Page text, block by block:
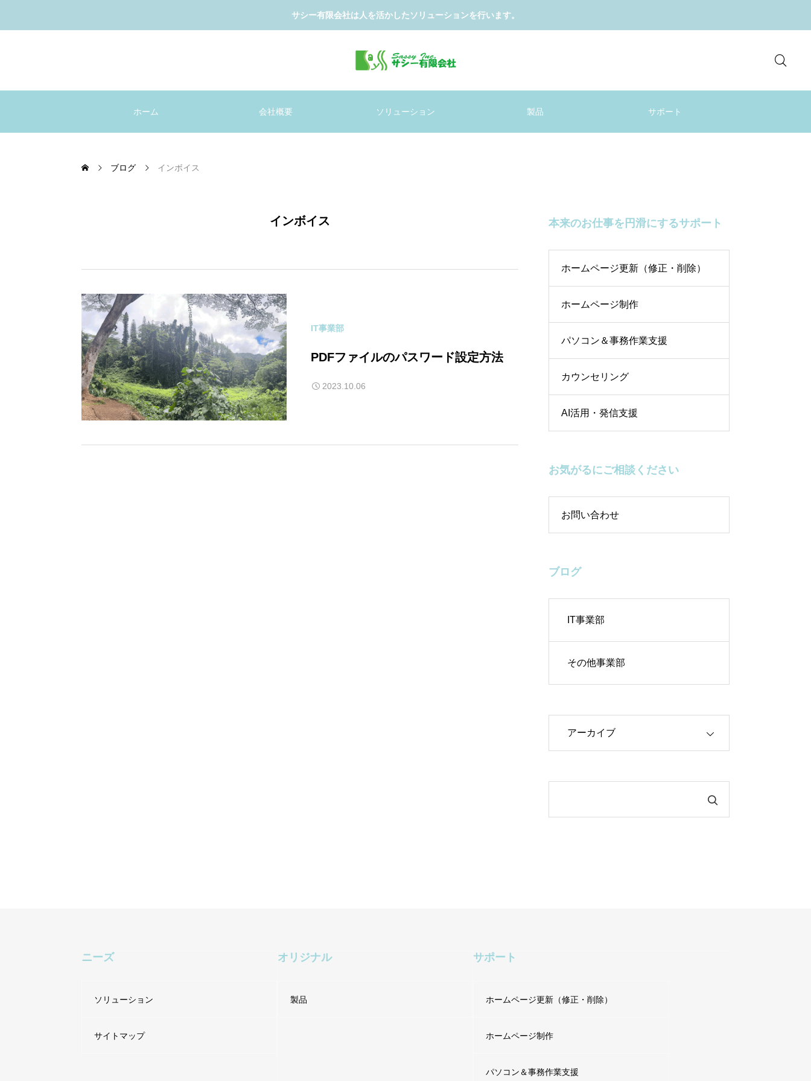
サシー有限会社は人を活かしたソリューションを行います。
ホーム 会社概要 ソリューション 製品 サポート
ブログ インボイス
インボイス
IT事業部
PDFファイルのパスワード設定方法
2023.10.06
本来のお仕事を円滑にするサポート
ホームページ更新（修正・削除）
ホームページ制作
パソコン＆事務作業支援
カウンセリング
AI活用・発信支援
お気がるにご相談ください
お問い合わせ
ブログ
IT事業部
その他事業部
ニーズ
ソリューション
サイトマップ
オリジナル
製品
サポート
ホームページ更新（修正・削除）
ホームページ制作
パソコン＆事務作業支援